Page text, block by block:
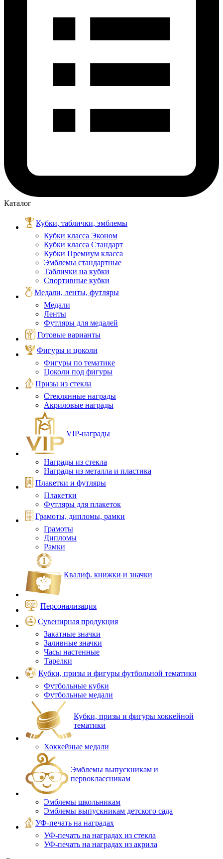
Каталог
Кубки, таблички, эмблемы
Кубки класса Эконом
Кубки класса Стандарт
Кубки Премиум класса
Эмблемы стандартные
Таблички на кубки
Спортивные кубки
Медали, ленты, футляры
Медали
Ленты
Футляры для медалей
Готовые варианты
Фигуры и цоколи
Фигуры по тематике
Цоколи под фигуры
Призы из стекла
Стеклянные награды
Акриловые награды
VIP‑награды
Награды из стекла
Награды из металла и пластика
Плакетки и футляры
Плакетки
Футляры для плакеток
Грамоты, дипломы, рамки
Грамоты
Дипломы
Рамки
Квалиф. книжки и значки
Персонализация
Сувенирная продукция
Закатные значки
Заливные значки
Часы настенные
Тарелки
Кубки, призы и фигуры футбольной тематики
Футбольные кубки
Футбольные медали
Кубки, призы и фигуры хоккейной
тематики
Хоккейные медали
Эмблемы выпускникам и
первоклассникам
Эмблемы школьникам
Эмблемы выпускникам детского сада
УФ-печать на наградах
УФ‑печать на наградах из стекла
УФ-печать на наградах из акрила